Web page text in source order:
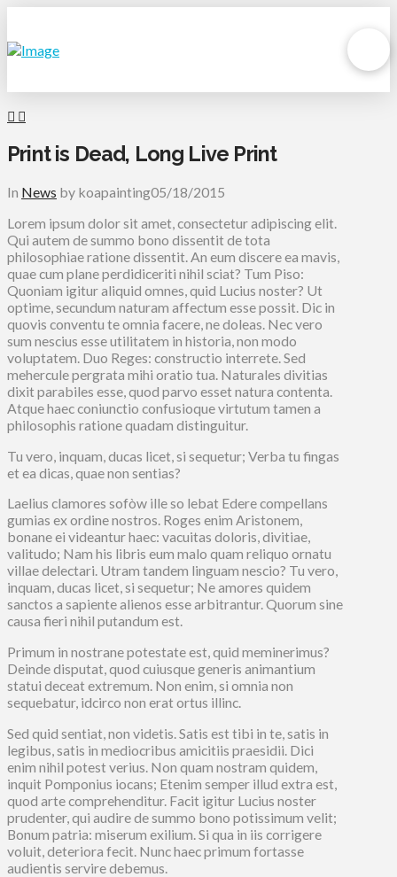
Print is Dead, Long Live Print
In News by koapainting05/18/2015
Lorem ipsum dolor sit amet, consectetur adipiscing elit.
Qui autem de summo bono dissentit de tota
philosophiae ratione dissentit. An eum discere ea mavis,
quae cum plane perdidiceriti nihil sciat? Tum Piso:
Quoniam igitur aliquid omnes, quid Lucius noster? Ut
optime, secundum naturam affectum esse possit. Dic in
quovis conventu te omnia facere, ne doleas. Nec vero
sum nescius esse utilitatem in historia, non modo
voluptatem. Duo Reges: constructio interrete. Sed
mehercule pergrata mihi oratio tua. Naturales divitias
dixit parabiles esse, quod parvo esset natura contenta.
Atque haec coniunctio confusioque virtutum tamen a
philosophis ratione quadam distinguitur.
Tu vero, inquam, ducas licet, si sequetur; Verba tu fingas
et ea dicas, quae non sentias?
Laelius clamores sofòw ille so lebat Edere compellans
gumias ex ordine nostros. Roges enim Aristonem,
bonane ei videantur haec: vacuitas doloris, divitiae,
valitudo; Nam his libris eum malo quam reliquo ornatu
villae delectari. Utram tandem linguam nescio? Tu vero,
inquam, ducas licet, si sequetur; Ne amores quidem
sanctos a sapiente alienos esse arbitrantur. Quorum sine
causa fieri nihil putandum est.
Primum in nostrane potestate est, quid meminerimus?
Deinde disputat, quod cuiusque generis animantium
statui deceat extremum. Non enim, si omnia non
sequebatur, idcirco non erat ortus illinc.
Sed quid sentiat, non videtis. Satis est tibi in te, satis in
legibus, satis in mediocribus amicitiis praesidii. Dici
enim nihil potest verius. Non quam nostram quidem,
inquit Pomponius iocans; Etenim semper illud extra est,
quod arte comprehenditur. Facit igitur Lucius noster
prudenter, qui audire de summo bono potissimum velit;
Bonum patria: miserum exilium. Si qua in iis corrigere
voluit, deteriora fecit. Nunc haec primum fortasse
audientis servire debemus.